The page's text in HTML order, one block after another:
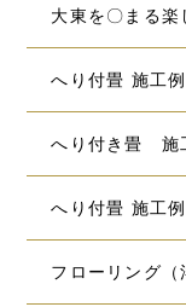
大東を〇まる楽
へり付畳 施
へり付き畳 施
へり付畳 施
フローリング（